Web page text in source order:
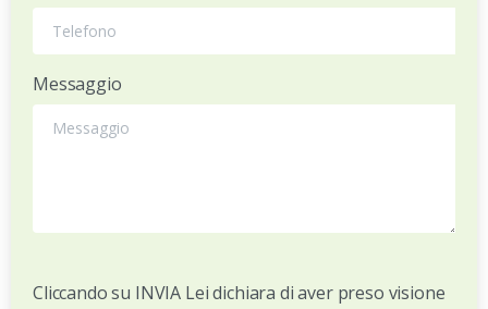
Messaggio
Cliccando su INVIA Lei dichiara di aver preso visione